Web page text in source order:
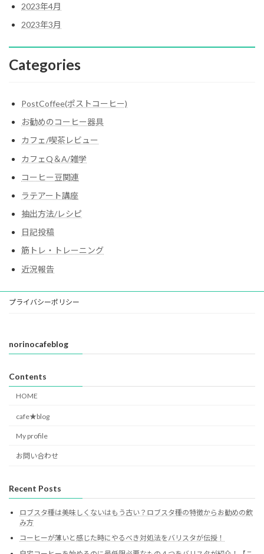
2023年4月
2023年3月
Categories
PostCoffee(ポストコーヒー)
お勧めのコーヒー器具
カフェ/喫茶レビュー
カフェQ＆A/雑学
コーヒー豆関連
ラテアート講座
抽出方法/レシピ
日記投稿
筋トレ・トレーニング
近況報告
プライバシーポリシー
norinocafeblog
Contents
HOME
cafe★blog
My profile
お問い合わせ
Recent Posts
ロブスタ種は美味しくないはもう古い？ロブスタ種の特徴からお勧めの飲
み方
コーヒーが薄いと感じた時にやるべき対処法をバリスタが伝授！